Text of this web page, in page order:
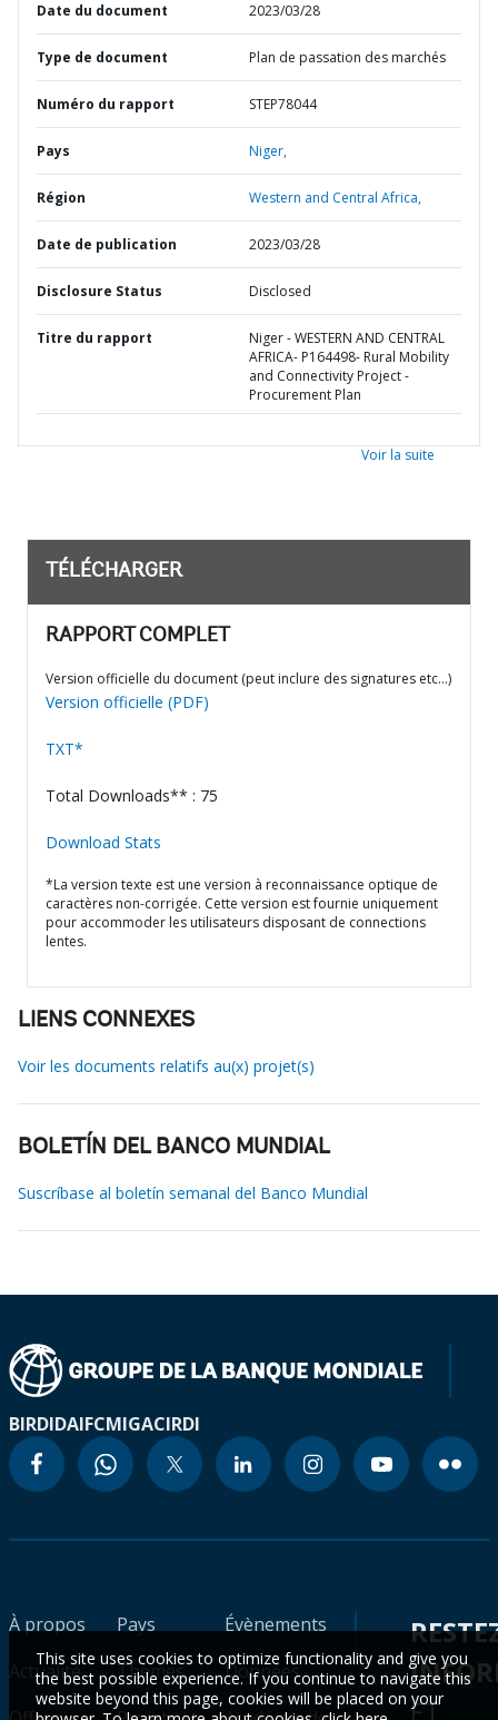
Date du document 2023/03/28
Type de document Plan de passation des marchés
Numéro du rapport STEP78044
Pays Niger,
Région Western and Central Africa,
Date de publication 2023/03/28
Disclosure Status Disclosed
Titre du rapport
Niger - WESTERN AND CENTRAL
AFRICA- P164498- Rural Mobility
and Connectivity Project -
Procurement Plan
Voir la suite
TÉLÉCHARGER
RAPPORT COMPLET
Version officielle du document (peut inclure des signatures etc…)
Version officielle (PDF)
TXT*
Total Downloads** : 75
Download Stats
*La version texte est une version à reconnaissance optique de
caractères non-corrigée. Cette version est fournie uniquement
pour accommoder les utilisateurs disposant de connections
lentes.
LIENS CONNEXES
Voir les documents relatifs au(x) projet(s)
BOLETÍN DEL BANCO MUNDIAL
Suscríbase al boletín semanal del Banco Mundial
BIRDIDAIFCMIGACIRDI
À propos
Actualité
Pays
Thèmes
Évènements
Données
ET
This site uses cookies to optimize functionality and give you
the best possible experience. If you continue to navigate this
website beyond this page, cookies will be placed on your